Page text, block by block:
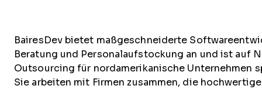
BairesDev bietet maßgeschneiderte
Beratung und Personalaufstockung an und ist auf
Outsourcing für nordamerikanische Unternehmen
Sie arbeiten mit Firmen zusammen, die hochwertige